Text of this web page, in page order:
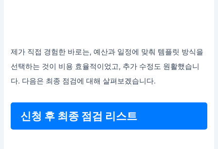
제가 직접 경험한 바로는, 예산과 일정에 맞춰 템플릿 방식을
선택하는 것이 비용 효율적이었고, 추가 수정도 원활했습니
다. 다음은 최종 점검에 대해 살펴보겠습니다.
신청 후 최종 점검 리스트